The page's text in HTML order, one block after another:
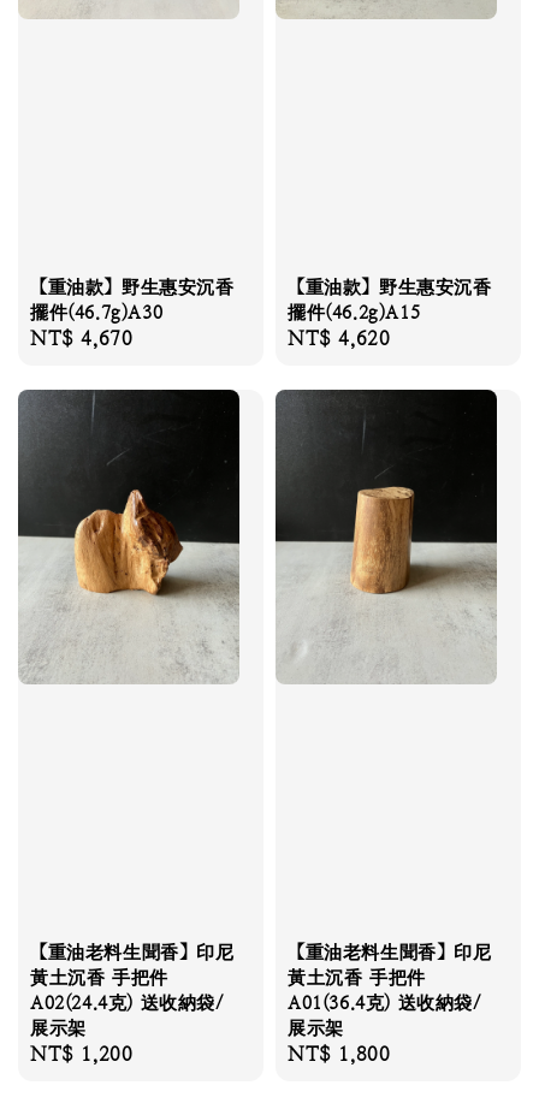
【重油款】野生惠安沉香
擺件(46.7g)A30
Regular
NT$ 4,670
【重油款】野生惠安沉香
擺件(46.2g)A15
Regular
NT$ 4,620
【重油老料生聞香】印尼
黃土沉香 手把件
A02(24.4克) 送收納袋/
展示架
Regular
NT$ 1,200
【重油老料生聞香】印尼
黃土沉香 手把件
A01(36.4克) 送收納袋/
展示架
Regular
NT$ 1,800